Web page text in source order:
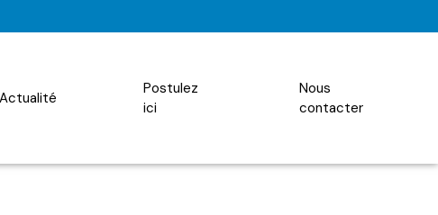
actualité
postulez
ici
nous
contacter